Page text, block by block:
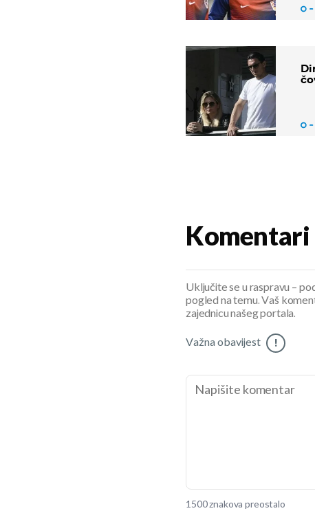
Komentari
Uključite se u raspravu –
pogled na temu. Vaš
zajednicu našeg portala.
Važna obavijest !
1500 znakova preostalo